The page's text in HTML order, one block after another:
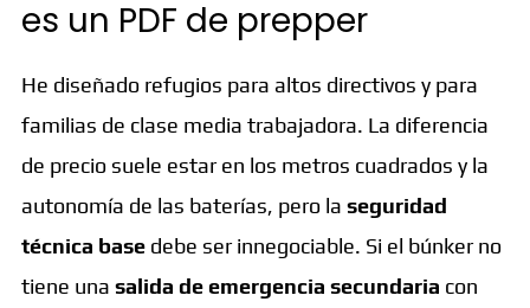
es un PDF de prepper
He diseñado refugios para altos directivos y para
familias de clase media trabajadora. La diferencia
de precio suele estar en los metros cuadrados y la
autonomía de las baterías, pero la seguridad
técnica base debe ser innegociable. Si el búnker no
tiene una salida de emergencia secundaria con